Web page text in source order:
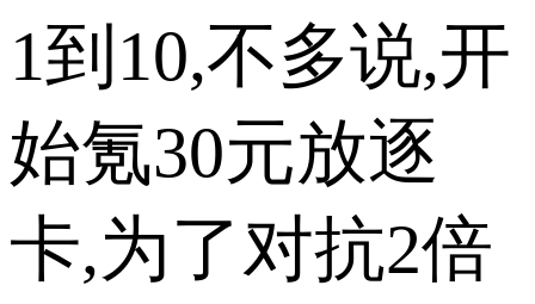
1到10,不多说,开
始氪30元放逐
卡,为了对抗2倍